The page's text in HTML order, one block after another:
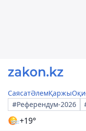
СаясатӘлемҚаржы
#Референдум-2026
+19°